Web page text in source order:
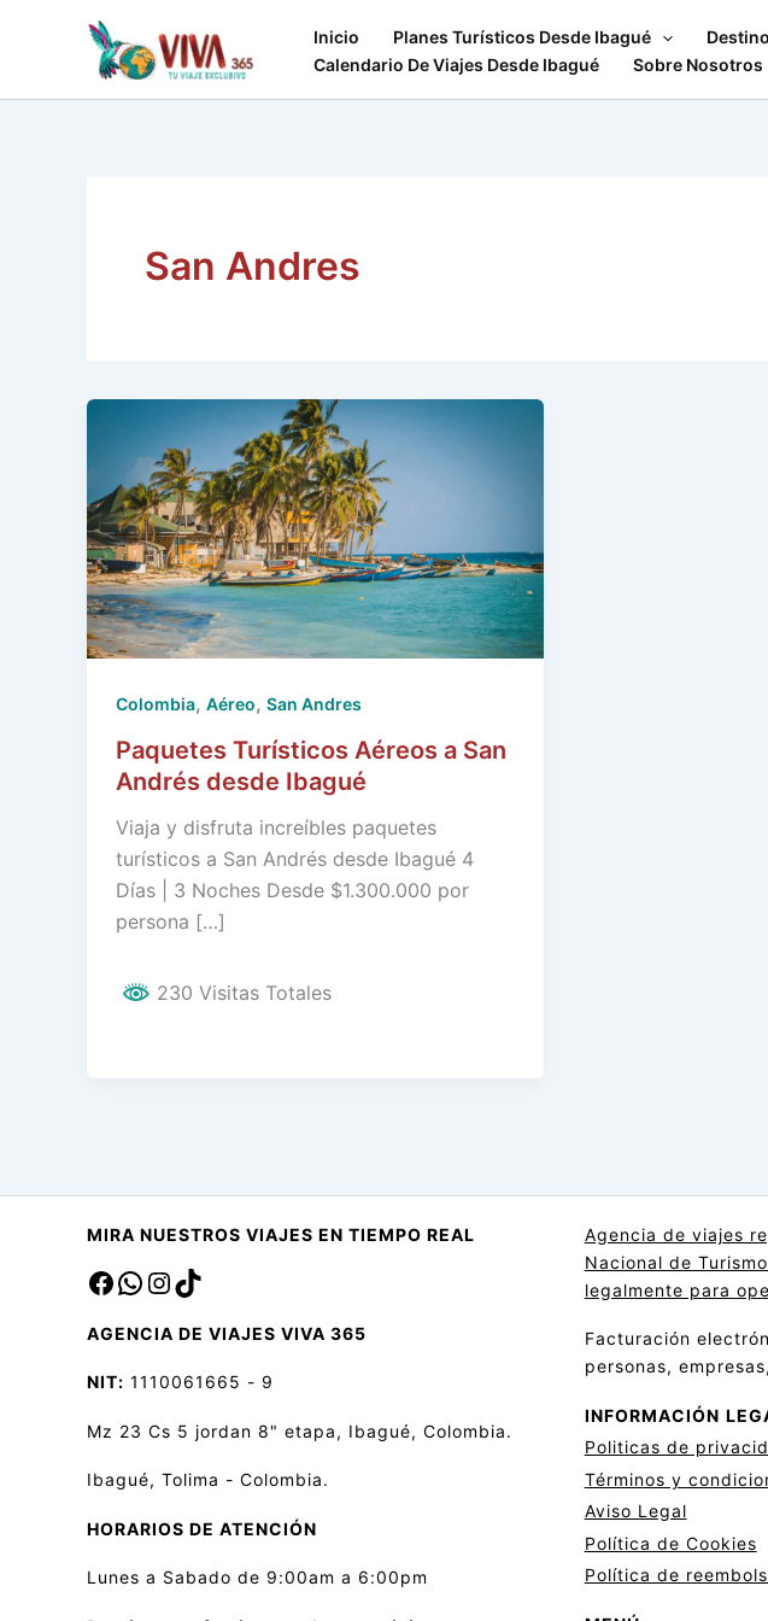
Inicio Planes Turísticos Desde Ibagué
Calendario De Viajes Desde Ibagué
Sobre Nosotros
San Andres
Colombia, Aéreo, San Andres
Paquetes Turísticos Aéreos a San
Andrés desde Ibagué
Viaja y disfruta increíbles paquetes
turísticos a San Andrés desde Ibagué 4
Días | 3 Noches Desde $1.300.000 por
persona […]
230 Visitas Totales
MIRA NUESTROS VIAJES EN TIEMPO REAL
Facebook
saInstagram
TikTok
AGENCIA DE VIAJES VIVA 365
NIT: 1110061665 - 9
Mz 23 Cs 5 jordan 8" etapa, Ibagué, Colombia.
Ibagué, Tolima - Colombia.
HORARIOS DE ATENCIÓN
Lunes a Sabado de 9:00am a 6:00pm
Agencia de viajes
Nacional de
legalmente para
Facturación
personas,
INFORMACIÓN
Politicas de privacid
Términos y
Aviso Legal
Política de Cookies
Política de